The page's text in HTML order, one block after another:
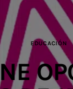
EDUCACIÓN